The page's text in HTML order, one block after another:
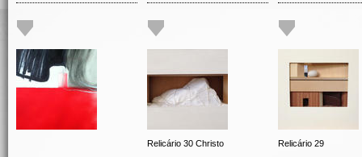
Relicário 30 Christo Relicário 29